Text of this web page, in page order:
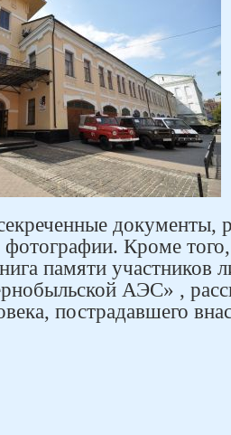
документы,
Кроме
памяти участников
АЭС» ,
пострадавшего